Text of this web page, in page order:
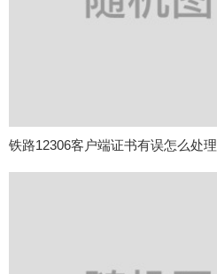
铁路12306客户端证书有误怎么处理